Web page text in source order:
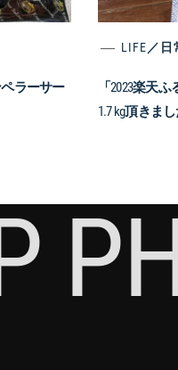
ペラーサー
LIFE／日
「2023楽天
1.7 kg頂きま